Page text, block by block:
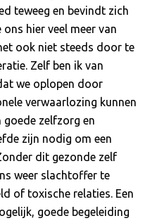
teweeg en bevindt zich
hier veel meer van
ook niet steeds door te
Zelf ben ik van
we oplopen door
verwaarlozing kunnen
zelfzorg en
zijn nodig om een
dit gezonde zelf
weer slachtoffer te
of toxische relaties. Een
goede begeleiding